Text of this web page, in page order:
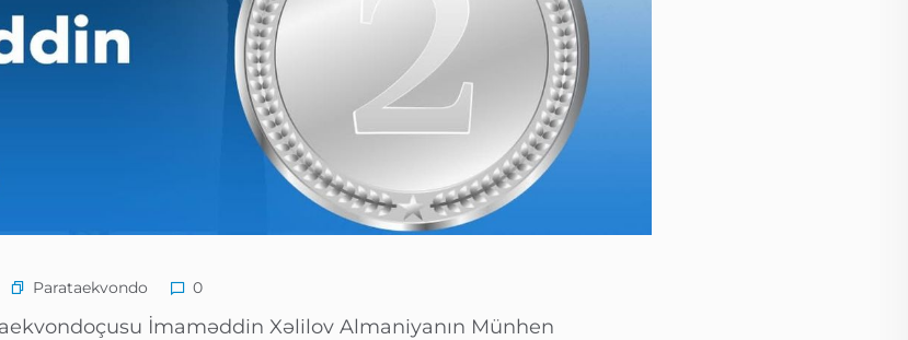
Parataekvondo 0
İmaməddin Xəlilov Almaniyanın Münhen